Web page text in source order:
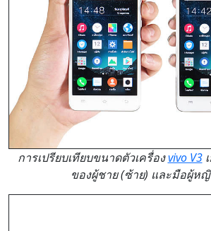
การเปรียบเทียบขนาดตัวเครื่องvivo V3
ของผู้ชาย (ซ้าย) และมือผู้หญิ